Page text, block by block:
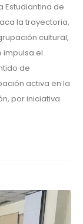
Estudiantina de
la trayectoria,
cultural,
impulsa el
de
activa en la
por iniciativa